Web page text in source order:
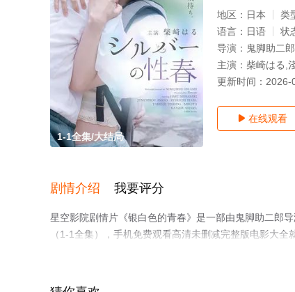
1-1全集/大结局
地区： 日本 类
语言： 日语 状
导演： 鬼脚助二郎
主演： 柴崎はる,
更新时间： 2026-
 在线观看
剧情介绍 我要评分
星空影院剧情片《银白色的青春》是一部由鬼脚助二郎
（1-1全集），手机免费观看高清未删减完整版电影大